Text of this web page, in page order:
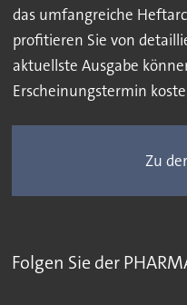
das umfangreiche
profitieren Sie von
aktuellste Ausgabe
Erscheinungstermin
Zu
Folgen Sie der